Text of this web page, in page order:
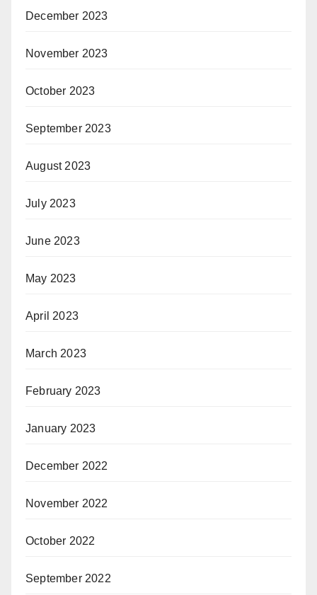
December 2023
November 2023
October 2023
September 2023
August 2023
July 2023
June 2023
May 2023
April 2023
March 2023
February 2023
January 2023
December 2022
November 2022
October 2022
September 2022